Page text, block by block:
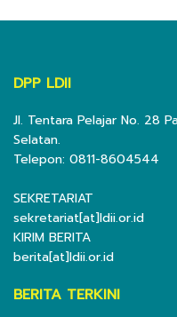
DPP LDII
Jl. Tentara Pelajar No. 28
Selatan.
Telepon: 0811-8604544
SEKRETARIAT
sekretariat[at]ldii.or.id
KIRIM BERITA
berita[at]ldii.or.id
BERITA TERKINI